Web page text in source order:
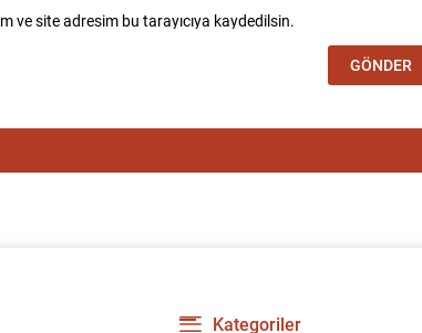
ve site adresim bu tarayıcıya kaydedilsin.
Kategoriler